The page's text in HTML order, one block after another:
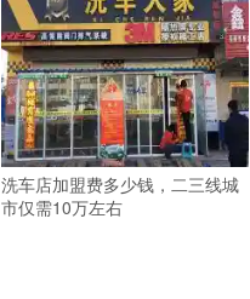
洗车店加盟费多少钱，二三线城
市仅需10万左右